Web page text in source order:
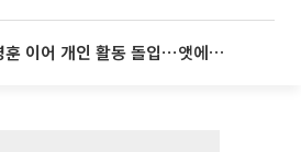
더보이즈 선우, 영훈 이어 개인 활동 돌입⋯앳에어리어와 전속계약